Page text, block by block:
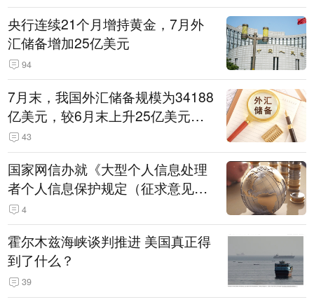
央行连续21个月增持黄金，7月外
汇储备增加25亿美元
94
7月末，我国外汇储备规模为34188
亿美元，较6月末上升25亿美元，
升幅为0.07%
43
国家网信办就《大型个人信息处理
者个人信息保护规定（征求意见
稿）》公开征求意见
4
霍尔木兹海峡谈判推进 美国真正得
到了什么？
39